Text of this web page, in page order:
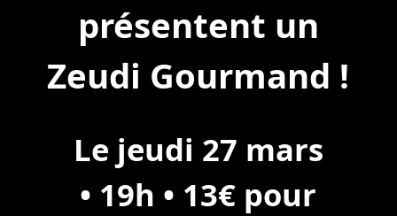
présentent un
Zeudi Gourmand !
Le jeudi 27 mars
• 19h • 13€ pour